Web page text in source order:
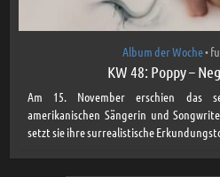
Album der Woche•
KW 48: Poppy –
Am 15. November erschien das
amerikanischen Sängerin und
setzt sie ihre surrealistische